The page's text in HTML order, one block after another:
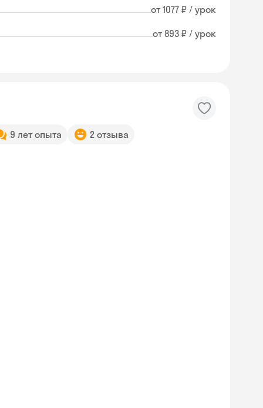
от 1077 ₽ / урок
от 893 ₽ / урок
9 лет опыта 2 отзыва